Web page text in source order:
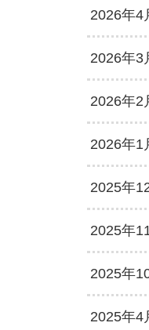
2026年4
2026年3
2026年2
2026年1
2025年
2025年
2025年
2025年4